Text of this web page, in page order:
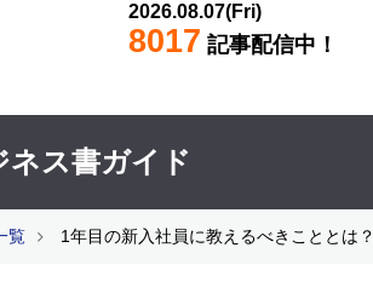
2026.08.07(Fri)
8017 記事配信中！
ス書ガイド
覧 1年目の新入社員に教えるべきこととは？